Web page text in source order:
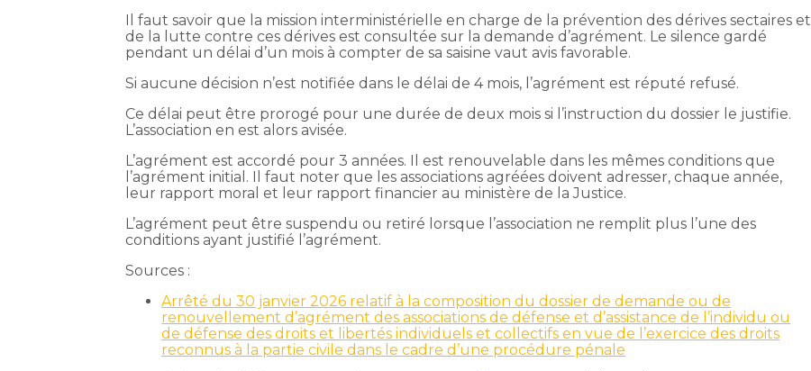
Il faut savoir que la mission interministérielle en charge de la prévention des dérives sectaires et
de la lutte contre ces dérives est consultée sur la demande d’agrément. Le silence gardé
pendant un délai d’un mois à compter de sa saisine vaut avis favorable.
Si aucune décision n’est notifiée dans le délai de 4 mois, l’agrément est réputé refusé.
Ce délai peut être prorogé pour une durée de deux mois si l’instruction du dossier le justifie.
L’association en est alors avisée.
L’agrément est accordé pour 3 années. Il est renouvelable dans les mêmes conditions que
l’agrément initial. Il faut noter que les associations agréées doivent adresser, chaque année,
leur rapport moral et leur rapport financier au ministère de la Justice.
L’agrément peut être suspendu ou retiré lorsque l’association ne remplit plus l’une des
conditions ayant justifié l’agrément.
Sources :
Arrêté du 30 janvier 2026 relatif à la composition du dossier de demande ou de
renouvellement d’agrément des associations de défense et d’assistance de l’individu ou
de défense des droits et libertés individuels et collectifs en vue de l’exercice des droits
reconnus à la partie civile dans le cadre d’une procédure pénale